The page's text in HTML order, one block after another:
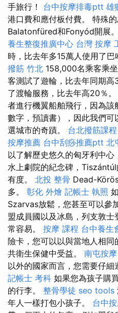
手旅行！ 台中按摩排毒ptt 雄
港口費和應付板付費。 特殊
Balatonfüred和Fonyód開展。
養生整復推廣中心 台灣 按摩
時，比去年多15萬人使用了巴
撥筋 竹北 158,000名乘客乘
客測試了遊輪，比去年同期
了渡輪服務，比去年高20％
者進行機翼船舶飛行，因為
數字，預讀書），因此我們
選城市的奇蹟。 台北撥筋課程
按摩推薦 台中刮痧推薦ptt 北
以了解歷史悠久的匈牙利中
水上劇院的紀念碑，
有度。 北投 整骨 Dead-
多。 彰化 外燴 記帳士 執照
Szarvas放鬆，您甚至可以參
盟成員國以及冰島，列支敦
常容易。 按摩 課程 台中養生
險卡，您可以以與當地人相
共衛生保健中受益。 南屯按摩
以外的國家而言，您需要仔細
記帳士 考科 如果您為孩子購
的行李。 整骨學徒 seo tools
年人一樣打包小孩子。 台中